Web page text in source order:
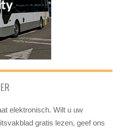
elektronisch. Wilt u uw
gratis lezen, geef ons